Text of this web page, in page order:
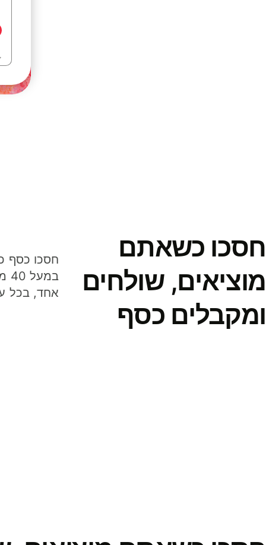
חסכו כשאתם
מוציאים, שולחים
ומקבלים כסף
אחד, בכל